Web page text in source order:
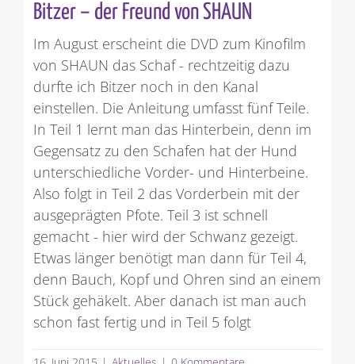
Bitzer – der Freund von SHAUN
Im August erscheint die DVD zum Kinofilm
von SHAUN das Schaf - rechtzeitig dazu
durfte ich Bitzer noch in den Kanal
einstellen. Die Anleitung umfasst fünf Teile.
In Teil 1 lernt man das Hinterbein, denn im
Gegensatz zu den Schafen hat der Hund
unterschiedliche Vorder- und Hinterbeine.
Also folgt in Teil 2 das Vorderbein mit der
ausgeprägten Pfote. Teil 3 ist schnell
gemacht - hier wird der Schwanz gezeigt.
Etwas länger benötigt man dann für Teil 4,
denn Bauch, Kopf und Ohren sind an einem
Stück gehäkelt. Aber danach ist man auch
schon fast fertig und in Teil 5 folgt